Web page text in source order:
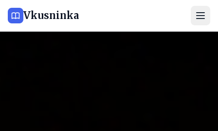
Vkusninka